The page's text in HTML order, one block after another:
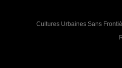
Cultures Urbaines Sans